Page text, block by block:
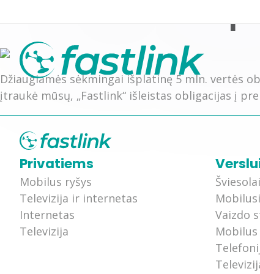
Mobilus ryšys (4G)
Mobilus ryšys (5G)
Televizijos
FASTLINK
Džiaugiamės sėkmingai išplatinę 5 mln. vertės
įtraukė mūsų, „Fastlink“ išleistas obligacijas į
Privatiems
Mobilus ryšys
Televizija ir internetas
Internetas
Televizija
Vaizdo